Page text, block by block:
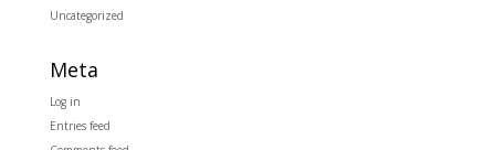
Uncategorized
Meta
Log in
Entries feed